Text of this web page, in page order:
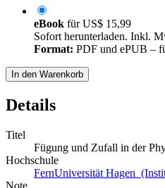
eBook fürUS$ 15,99
Sofort herunterladen. Inkl.
Format: PDF und ePUB –
In den Warenkorb
Details
Titel
Fügung und Zufall in der
Hochschule
FernUniversität Hagen